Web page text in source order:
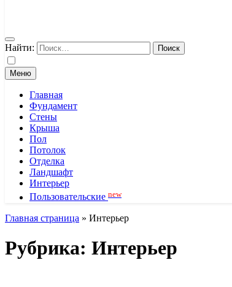
Найти:
Меню
Главная
Фундамент
Стены
Крыша
Пол
Потолок
Отделка
Ландшафт
Интерьер
Пользовательские new
Главная страница » Интерьер
Рубрика: Интерьер